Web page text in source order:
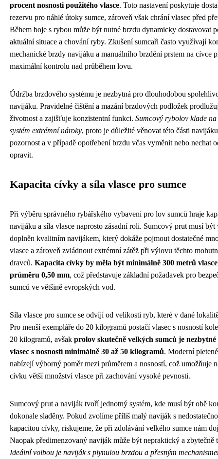
procent nosnosti použitého vlasce. Toto nastavení poskytuje
rezervu pro náhlé útoky sumce, zároveň však chrání vlasec před
Během boje s rybou může být nutné brzdu dynamicky dostavovat
aktuální situace a chování ryby. Zkušení sumcaři často využívají
mechanické brzdy navijáku a manuálního brzdění prstem na cívce
maximální kontrolu nad průběhem lovu.
Údržba brzdového systému je nezbytná pro dlouhodobou
navijáku. Pravidelné čištění a mazání brzdových podložek
životnost a zajišťuje konzistentní funkci. Sumcový rybolov klade
systém extrémní nároky, proto je důležité věnovat této části
pozornost a v případě opotřebení brzdu včas vyměnit nebo nechat
opravit.
Kapacita cívky a síla vlasce pro sumce
Při výběru správného rybářského vybavení pro lov sumců hraje
navijáku a síla vlasce naprosto zásadní roli. Sumcový prut musí být
doplněn kvalitním navijákem, který dokáže pojmout dostatečné
vlasce a zároveň zvládnout extrémní zátěž při výlovu těchto
dravců. Kapacita cívky by měla být minimálně 300 metrů
průměru 0,50 mm, což představuje základní požadavek pro
sumců ve většině evropských vod.
Síla vlasce pro sumce se odvíjí od velikosti ryb, které v dané
Pro menší exempláře do 20 kilogramů postačí vlasec s nosností
20 kilogramů, avšak prolov skutečně velkých sumců je
vlasec s nosností minimálně 30 až 50 kilogramů. Moderní
nabízejí výborný poměr mezi průměrem a nosností, což umožňuje
cívku větší množství vlasce při zachování vysoké pevnosti.
Sumcový prut a naviják tvoří jednotný systém, kde musí být obě
dokonale sladěny. Pokud zvolíme příliš malý naviják s
kapacitou cívky, riskujeme, že při zdolávání velkého sumce nám
Naopak předimenzovaný naviják může být nepraktický a zbytečně
Ideální volbou je naviják s plynulou brzdou a přesným